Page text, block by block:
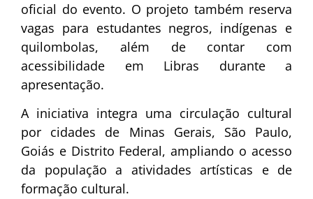
oficial do evento. O projeto também reserva
vagas para estudantes negros, indígenas e
quilombolas, além de contar com
acessibilidade em Libras durante a
apresentação.
A iniciativa integra uma circulação cultural
por cidades de Minas Gerais, São Paulo,
Goiás e Distrito Federal, ampliando o acesso
da população a atividades artísticas e de
formação cultural.